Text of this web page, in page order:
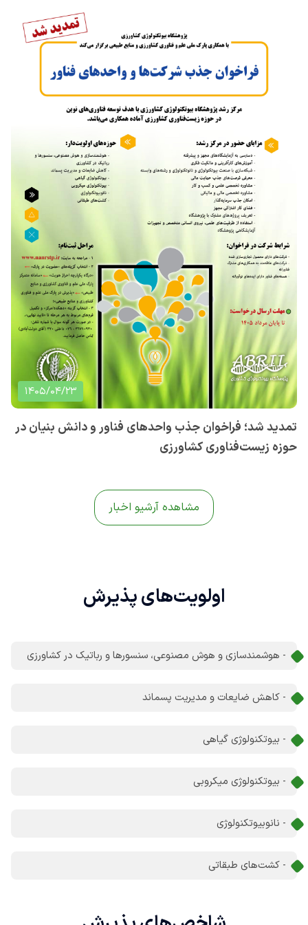
تمدید شد؛ فراخوان جذب واحدهای فناور و دانش بنیان در
حوزه زیست‌فناوری کشاورزی
1405/04/23
مشاهده آرشیو اخبار
اولویت‌هایپذیرش
- هوشمندسازی و هوش مصنوعی، سنسورها و رباتیک در کشاورزی
- کاهش ضایعات و مدیریت پسماند
- بیوتکنولوژی گیاهی
- بیوتکنولوژی میکروبی
- نانوبیوتکنولوژی
- کشت‌های طبقاتی